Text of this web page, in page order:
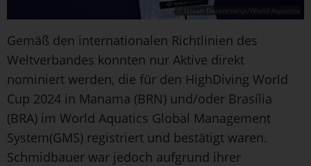
© Istvan Derencsenyi/World Aquatics
Gemäß den internationalen Richtlinien des
Weltverbandes konnten nur Aktive direkt
nominiert werden, die für den HighDiving World
Cup 2024 in Manama (BRN) und/oder Brasília
(BRA) im World Aquatics Global Management
System(GMS) registriert und bestätigt waren.
Schmidbauer war jedoch aufgrund ihrer